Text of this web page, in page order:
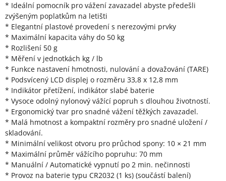
* Ideální pomocník pro vážení zavazadel abyste předešli
zvýšeným poplatkům na letišti
* Elegantní plastové provedení s nerezovými prvky
* Maximální kapacita váhy do 50 kg
* Rozlišení 50 g
* Měření v jednotkách kg / lb
* Funkce nastavení hmotnosti, nulování a dovažování (TARE)
* Podsvícený LCD displej o rozměru 33,8 x 12,8 mm
* Indikátor přetížení, indikátor slabé baterie
* Vysoce odolný nylonový vážící popruh s dlouhou životností.
* Ergonomický tvar pro snadné vážení těžkých zavazadel.
* Malá hmotnost a kompaktní rozměry pro snadné uložení /
skladování.
* Minimální velikost otvoru pro průchod spony: 10 × 21 mm
* Maximální průměr vážícího popruhu: 70 mm
* Manuální / Automatické vypnutí po 2 min. nečinnosti
* Provoz na baterie typu CR2032 (1 ks) (součástí balení)